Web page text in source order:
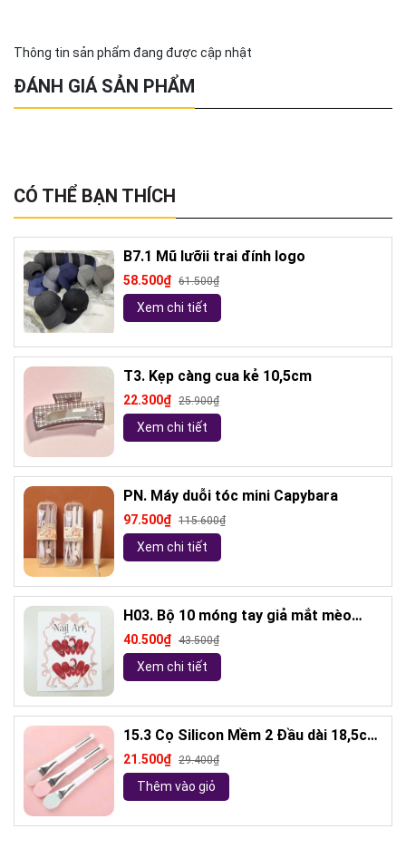
Thông tin sản phẩm đang được cập nhật
ĐÁNH GIÁ SẢN PHẨM
CÓ THỂ BẠN THÍCH
B7.1 Mũ lưỡii trai đính logo
58.500₫ 61.500₫
Xem chi tiết
T3. Kẹp càng cua kẻ 10,5cm
22.300₫ 25.900₫
Xem chi tiết
PN. Máy duỗi tóc mini Capybara
97.500₫ 115.600₫
Xem chi tiết
H03. Bộ 10 móng tay giả mắt mèo
kèm keo và giũa móng (ngẫu nhiên)
40.500₫ 43.500₫
Xem chi tiết
15.3 Cọ Silicon Mềm 2 Đầu dài 18,5cm
( ngẫu nhiên)
21.500₫ 29.400₫
Thêm vào giỏ